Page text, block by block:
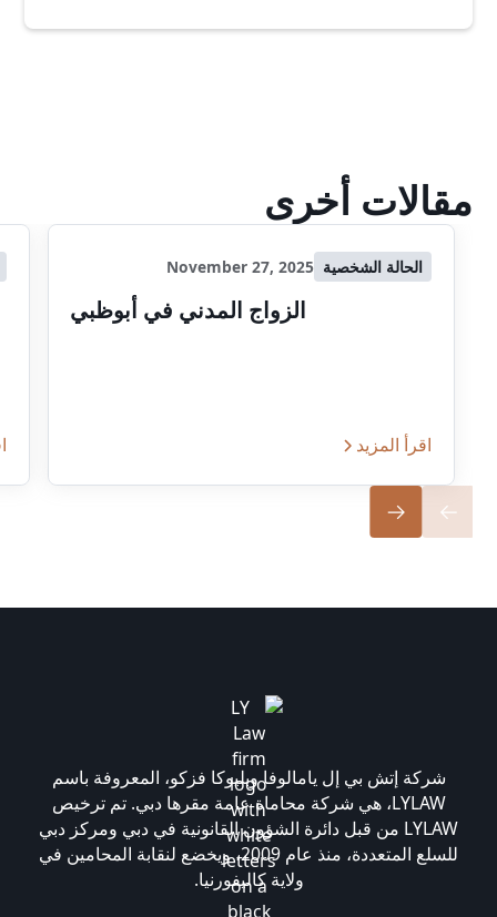
مقالات أخرى
الحالة الشخصية November 27, 2025
الزواج المدني في أبوظبي
اقرأ المزيد
شركة إتش بي إل يامالوفا وبليوكا فزكو، المعروفة باسم
LYLAW، هي شركة محاماة عامة مقرها دبي. تم ترخيص
LYLAW من قبل دائرة الشؤون القانونية في دبي ومركز دبي
للسلع المتعددة، منذ عام 2009، ويخضع لنقابة المحامين في
ولاية كاليفورنيا.